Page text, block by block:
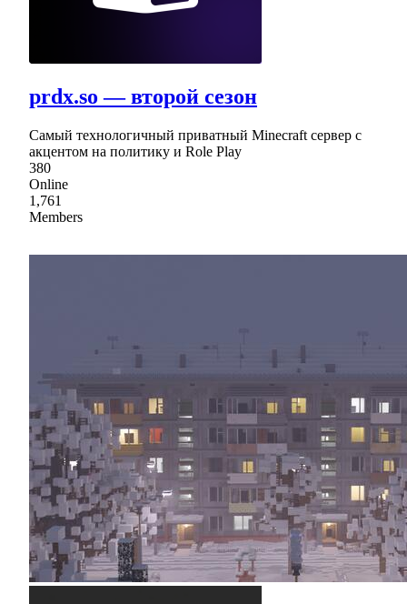
prdx.so — второй сезон
Самый технологичный приватный Minecraft сервер с
акцентом на политику и Role Play
380
Online
1,761
Members